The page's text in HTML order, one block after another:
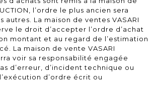
l’ordre le plus ancien sera
autres. La maison de ventes VASARI
le droit d’accepter l’ordre d’achat
montant et au regard de l’estimation
La maison de vente VASARI
voir sa responsabilité engagée
d’erreur, d’incident technique ou
d’ordre écrit ou